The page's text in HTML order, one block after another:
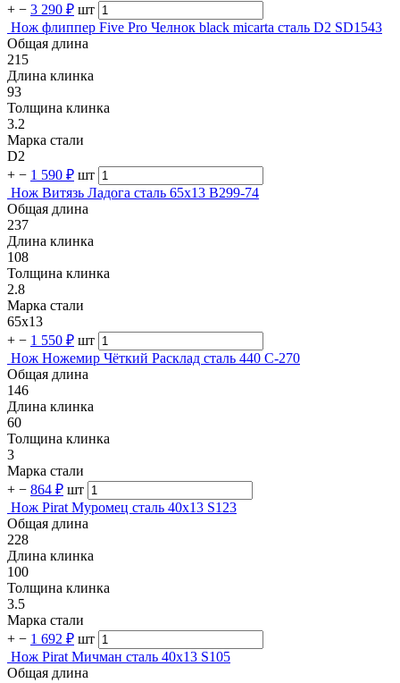
+ − 3 290 ₽ шт
Нож флиппер Five Pro Челнок black micarta сталь D2 SD1543
Общая длина
215
Длина клинка
93
Толщина клинка
3.2
Марка стали
D2
+ − 1 590 ₽ шт
Нож Витязь Ладога cталь 65х13 B299-74
Общая длина
237
Длина клинка
108
Толщина клинка
2.8
Марка стали
65х13
+ − 1 550 ₽ шт
Нож Ножемир Чёткий Расклад сталь 440 C-270
Общая длина
146
Длина клинка
60
Толщина клинка
3
Марка стали
+ − 864 ₽ шт
Нож Pirat Муромец сталь 40х13 S123
Общая длина
228
Длина клинка
100
Толщина клинка
3.5
Марка стали
+ − 1 692 ₽ шт
Нож Pirat Мичман сталь 40х13 S105
Общая длина